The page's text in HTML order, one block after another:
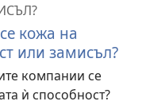
кожа на
или замисъл?
компании се
ѝ способност?